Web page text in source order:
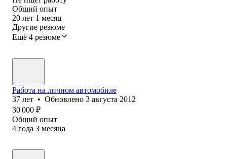
Общий опыт
20 лет 1 месяц
Другие резюме
Ещё 4 резюме
Работа на личном автомобиле
37 лет • Обновлено 3 августа 2012
30 000 ₽
Общий опыт
4 года 3 месяца